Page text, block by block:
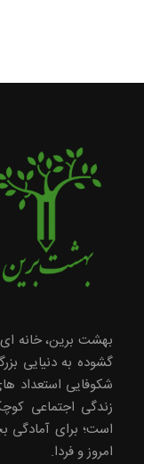
بهشت برین، خانه ای
گشوده به دنیایی
شکوفایی استعداد
زندگی اجتماعی
است؛ برای آمادگی
امروز و فردا.